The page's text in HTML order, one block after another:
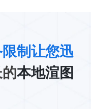
制让您迅
本地渲图